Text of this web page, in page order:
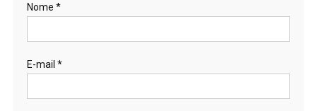
Nome *
E-mail *